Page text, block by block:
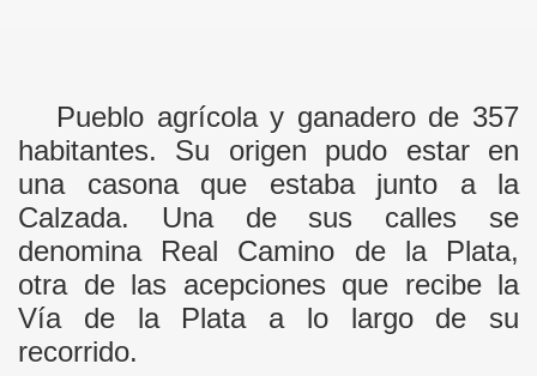
Pueblo agrícola y ganadero de 357
habitantes. Su origen pudo estar en
una casona que estaba junto a la
Calzada. Una de sus calles se
denomina Real Camino de la Plata,
otra de las acepciones que recibe la
Vía de la Plata a lo largo de su
recorrido.